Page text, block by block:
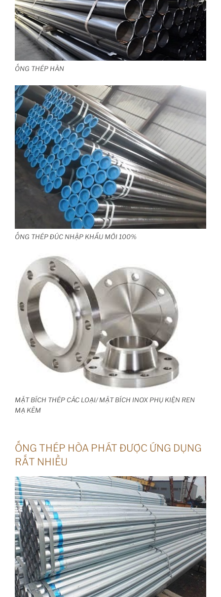
ỐNG THÉP HÀN
ỐNG THÉP ĐÚC NHẬP KHẨU MỚI 100%
MẶT BÍCH THÉP CÁC LOẠI/ MẶT BÍCH INOX PHỤ KIỆN REN
MẠ KẼM
ỐNG THÉP HÒA PHÁT ĐƯỢC ỨNG DỤNG
RẤT NHIỀU